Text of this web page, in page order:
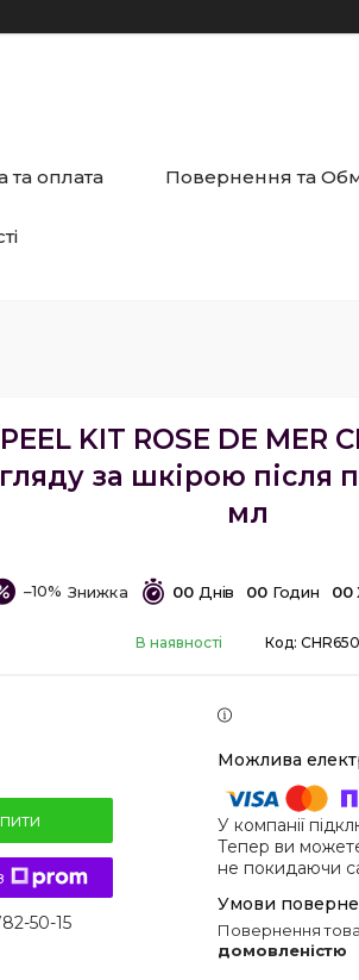
та оплата Повернення та
KIT ROSE DE MER
за шкірою після
мл
–10% 00 Днів 00 Годин 00
В наявності Код: CHR650
50-15
У компанії
Тепер ви
не покидаючи
повернення
домовленістю